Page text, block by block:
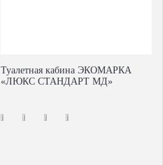
Туалетная кабина ЭКОМАРКА
«ЛЮКС СТАНДАРТ МД»